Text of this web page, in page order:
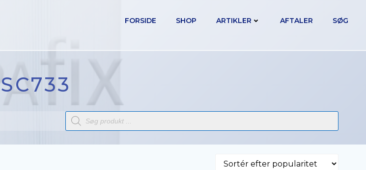
FORSIDE SHOP ARTIKLER AFTALER SØG
SC733
Products
search